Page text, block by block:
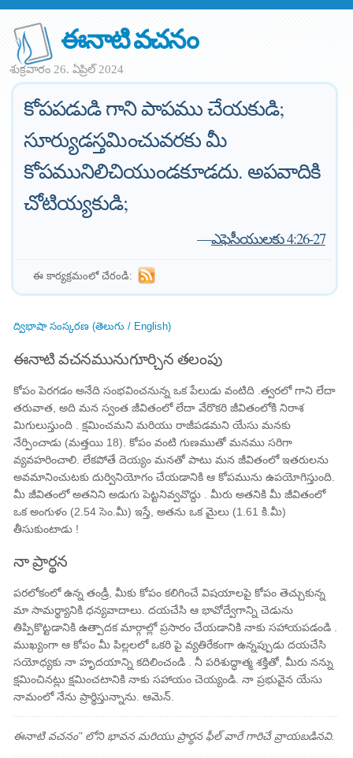
ఈనాటి వచనం
శుక్రవారం 26. ఏప్రిల్ 2024
కోపపడుడి గాని పాపము చేయకుడి;
సూర్యుడస్తమించువరకు మీ
కోపమునిలిచియుండకూడదు. అపవాదికి
చోటియ్యకుడి;
—ఎఫెసీయులకు 4:26-27
ఈ కార్యక్రమంలో చేరండి:
ద్విభాషా సంస్కరణ (తెలుగు / English)
ఈనాటి వచనమునుగూర్చిన తలంపు
కోపం పెరగడం అనేది సంభవించనున్న ఒక పేలుడు వంటిది .త్వరలో గాని లేదా
తరువాత, అది మన స్వంత జీవితంలో లేదా వేరొకరి జీవితంలోకి నిరాశ
మిగులుస్తుంది . క్షమించమని మరియు రాజీపడమని యేసు మనకు
నేర్పించాడు (మత్తయి 18). కోపం వంటి గుణముతో మనము సరిగా
వ్యవహరించాలి. లేకపోతే దెయ్యం మనతో పాటు మన జీవితంలో ఇతరులను
అవమానించుటకు దుర్వినియోగం చేయడానికి ఆ కోపమును ఉపయోగిస్తుంది.
మీ జీవితంలో అతనిని అడుగు పెట్టనివ్వవొద్దు . మీరు అతనికి మీ జీవితంలో
ఒక అంగుళం (2.54 సెం.మీ) ఇస్తే, అతను ఒక మైలు (1.61 కి.మీ)
తీసుకుంటాడు !
నా ప్రార్థన
పరలోకంలో ఉన్న తండ్రీ, మీకు కోపం కలిగించే విషయాలపై కోపం తెచ్చుకున్న
మా సామర్థ్యానికి ధన్యవాదాలు. దయచేసి ఆ భావోద్వేగాన్ని చెడును
తిప్పికొట్టడానికి ఉత్పాదక మార్గాల్లో ప్రసారం చేయడానికి నాకు సహాయపడండి .
ముఖ్యంగా ఆ కోపం మీ పిల్లలలో ఒకరి పై వ్యతిరేకంగా ఉన్నప్పుడు దయచేసి
సయోధ్యకు నా హృదయాన్ని కదిలించండి . నీ పరిశుద్ధాత్మ శక్తితో, మీరు నన్ను
క్షమించినట్లు క్షమించటానికి నాకు సహాయం చెయ్యండి. నా ప్రభువైన యేసు
నామంలో నేను ప్రార్థిస్తున్నాను. ఆమెన్.
ఈనాటి వచనం" లోని భావన మరియు ప్రార్థన ఫీల్ వారే గారిచే వ్రాయబడినవి.